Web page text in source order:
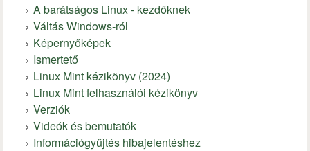
A barátságos Linux - kezdőknek
Váltás Windows-ról
Képernyőképek
Ismertető
Linux Mint kézikönyv (2024)
Linux Mint felhasználói kézikönyv
Verziók
Videók és bemutatók
Információgyűjtés hibajelentéshez